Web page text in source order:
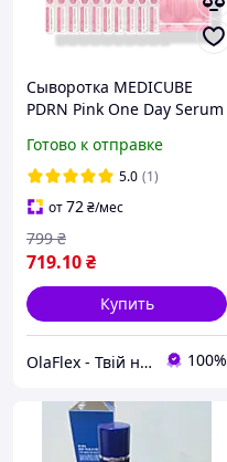
Сыворотка MEDICUBE
PDRN Pink One Day Serum
восстановление,
упругость и увлажнение
кожи
Готово к отправке
5.0 (1)
от72₴/мес
719.10₴
799 ₴
Купить
OlaFlex - Твій надійний партнер в світі краси! 100%